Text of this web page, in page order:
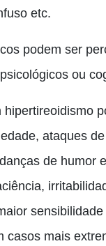
etc.
podem ser
ou
hipertireoidismo
ataques
de humor
casos mais